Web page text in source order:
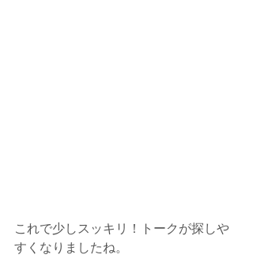
これで少しスッキリ！トークが探しや
すくなりましたね。